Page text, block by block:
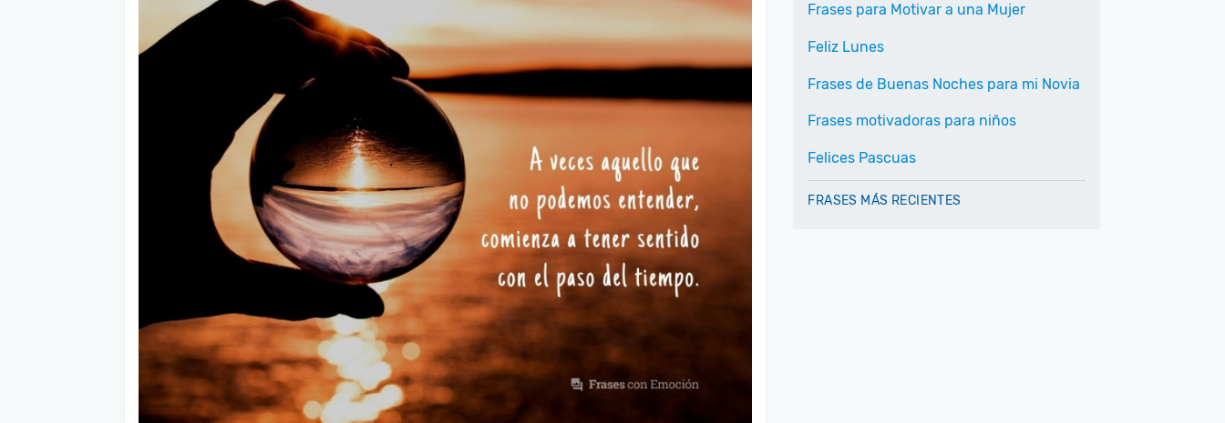
Frases para Motivar a una Mujer
Feliz Lunes
Frases de Buenas Noches para mi Novia
Frases motivadoras para niños
Felices Pascuas
FRASES MÁS RECIENTES